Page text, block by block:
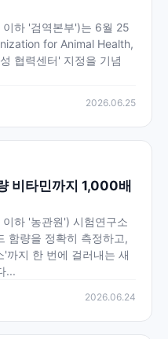
하 '검역본부')는 6월 25
for Animal Health,
협력센터' 지정을 기념
2026.06.25
비타민까지 1,000배
하 '농관원') 시험연구소
함량을 정확히 측정하고,
까지 한 번에 걸러내는 새
...
2026.06.24